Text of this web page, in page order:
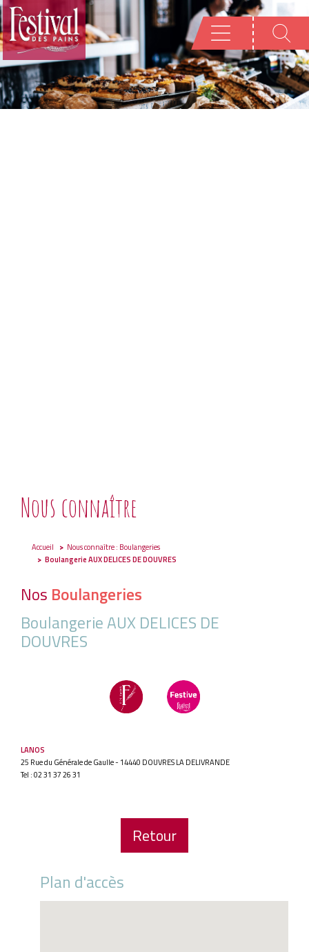
Nous connaître
Accueil
Nous connaître : Boulangeries
Boulangerie AUX DELICES DE DOUVRES
Nos Boulangeries
Boulangerie AUX DELICES DE
DOUVRES
LANOS
25 Rue du Générale de Gaulle - 14440 DOUVRES LA DELIVRANDE
Tel : 02 31 37 26 31
Retour
Plan d'accès